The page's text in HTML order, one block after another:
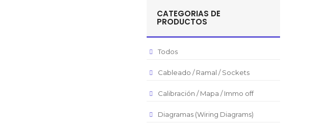
Pesos Mexicanos
Peso Chileno
CATEGORIAS DE
PRODUCTOS
Todos
Cableado / Ramal / Sockets
Calibración / Mapa / Immo off
Diagramas (Wiring Diagrams)